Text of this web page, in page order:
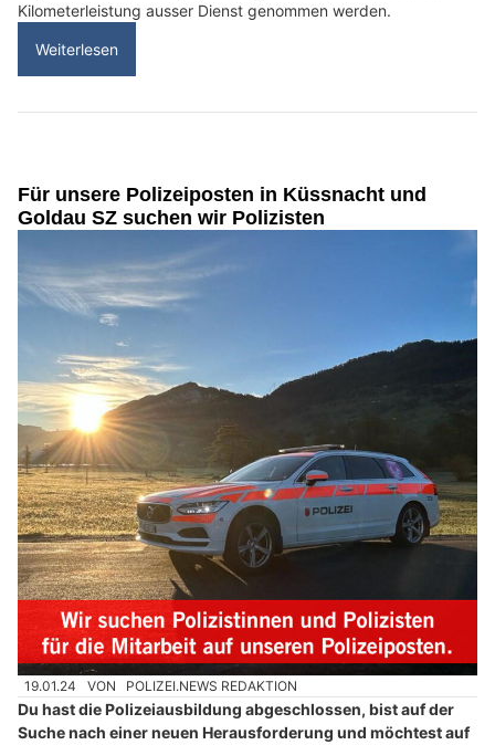
Kilometerleistung ausser Dienst genommen werden.
Weiterlesen
Für unsere Polizeiposten in Küssnacht und
Goldau SZ suchen wir Polizisten
19.01.24 VON POLIZEI.NEWS REDAKTION
Du hast die Polizeiausbildung abgeschlossen, bist auf der
Suche nach einer neuen Herausforderung und möchtest auf